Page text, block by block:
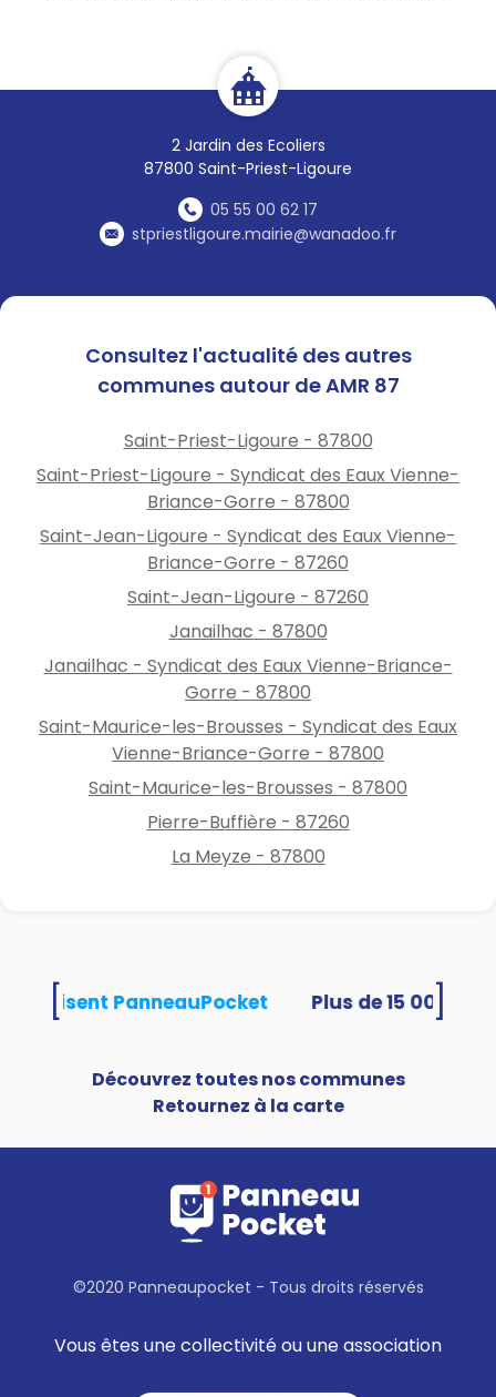
2 Jardin des Ecoliers
87800 Saint-Priest-Ligoure
05 55 00 62 17
stpriestligoure.mairie@wanadoo.fr
Consultez l'actualité des autres
communes autour de AMR 87
Saint-Priest-Ligoure - 87800
Saint-Priest-Ligoure - Syndicat des Eaux Vienne-
Briance-Gorre - 87800
Saint-Jean-Ligoure - Syndicat des Eaux Vienne-
Briance-Gorre - 87260
Saint-Jean-Ligoure - 87260
Janailhac - 87800
Janailhac - Syndicat des Eaux Vienne-Briance-
Gorre - 87800
Saint-Maurice-les-Brousses - Syndicat des Eaux
Vienne-Briance-Gorre - 87800
Saint-Maurice-les-Brousses - 87800
Pierre-Buffière - 87260
La Meyze - 87800
utilisent PanneauPocket
Découvrez toutes nos communes
Retournez à la carte
©2020 Panneaupocket - Tous droits réservés
Vous êtes une collectivité ou une association